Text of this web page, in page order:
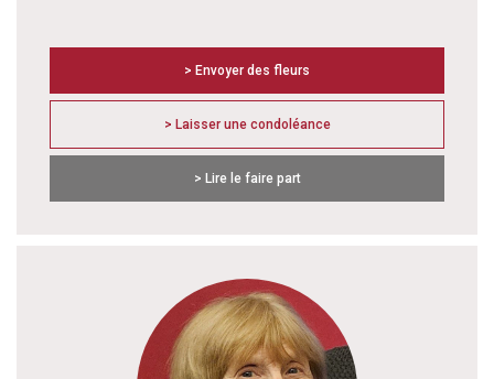
> Envoyer des fleurs
> Laisser une condoléance
> Lire le faire part